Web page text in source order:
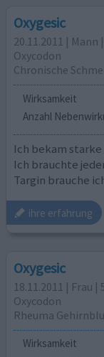
Oxygesic
20.11.2011 | Mann
Oxycodon
Chronische
Wirksamkeit
Anzahl
Ich bekam
Ich brauchte
Targin brauche
ihre erfahrung
Oxygesic
18.11.2011 | Frau |
Oxycodon
Rheuma
Wirksamkeit